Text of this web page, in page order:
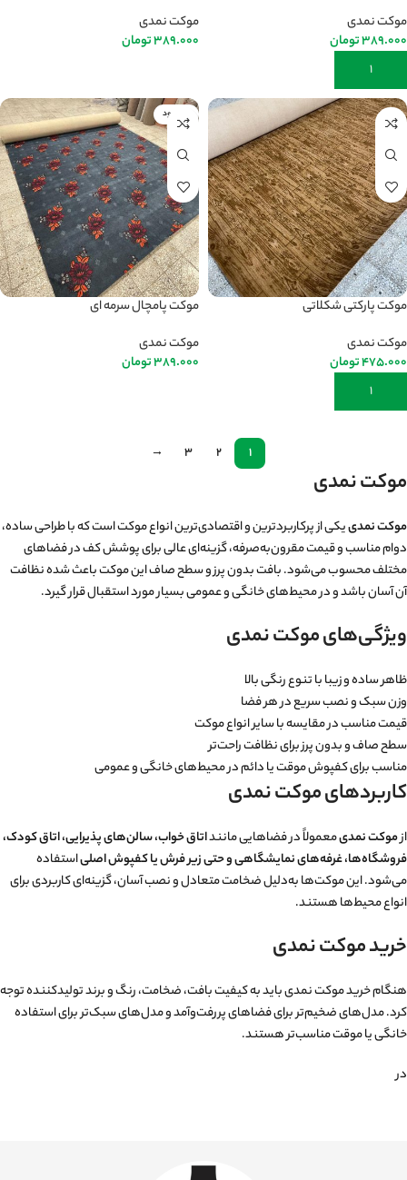
موکت نمدی
389.000تومان
افزودن به سبد خرید
موکت نمدی
389.000تومان
موکت پارکتی شکلاتی
موکت نمدی
475.000تومان
افزودن به سبد خرید
ناموجود
موکت پامچال سرمه ای
موکت نمدی
389.000تومان
1
2
3
→
موکت نمدی
موکت نمدییکی از پرکاربردترین و اقتصادی‌ترین انواع موکت است که با طراحی ساده،
دوام مناسب و قیمت مقرون‌به‌صرفه، گزینه‌ای عالی برای پوشش کف در فضاهای
مختلف محسوب می‌شود. بافت بدون پرز و سطح صاف این موکت باعث شده نظافت
آن آسان باشد و در محیط‌های خانگی و عمومی بسیار مورد استقبال قرار گیرد.
ویژگی‌های موکت نمدی
ظاهر ساده و زیبا با تنوع رنگی بالا
وزن سبک و نصب سریع در هر فضا
قیمت مناسب در مقایسه با سایر انواع موکت
سطح صاف و بدون پرز برای نظافت راحت‌تر
مناسب برای کفپوش موقت یا دائم در محیط‌های خانگی و عمومی
کاربردهای موکت نمدی
ازموکت نمدیمعمولاً در فضاهایی ماننداتاق خواب، سالن‌های پذیرایی، اتاق کودک،
فروشگاه‌ها، غرفه‌های نمایشگاهی و حتی زیر فرش یا کفپوش اصلیاستفاده
می‌شود. این موکت‌ها به‌دلیل ضخامت متعادل و نصب آسان، گزینه‌ای کاربردی برای
انواع محیط‌ها هستند.
خرید موکت نمدی
هنگام خرید موکت نمدی باید به کیفیت بافت، ضخامت، رنگ و برند تولیدکننده توجه
کرد. مدل‌های ضخیم‌تر برای فضاهای پررفت‌وآمد و مدل‌های سبک‌تر برای استفاده
خانگی یا موقت مناسب‌تر هستند.
در